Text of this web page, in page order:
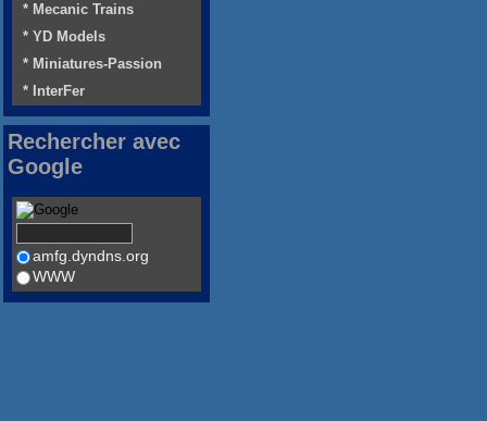
* Mecanic Trains
* YD Models
* Miniatures-Passion
* InterFer
Rechercher avec
Google
amfg.dyndns.org
WWW